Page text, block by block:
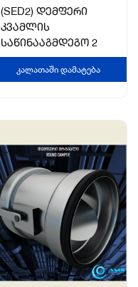
(SED2) დემფერი
კვამლის
საწინააგმდეგო 2
nᲙალათაში Დამატება